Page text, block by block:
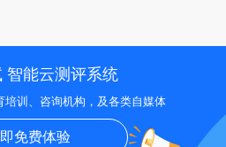
智能云测评系统
培训、咨询机构，及各类自媒体
免费体验